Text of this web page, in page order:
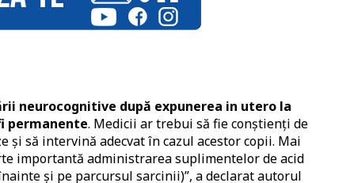
neurocognitive după expunerea in utero la
permanente. Medicii ar trebui să fie conștienți de
și să intervină adecvat în cazul acestor copii. Mai
importantă administrarea suplimentelor de acid
și pe parcursul sarcinii)”, a declarat autorul